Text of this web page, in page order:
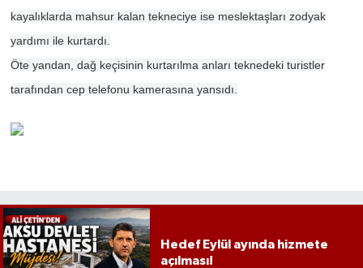
kayalıklarda mahsur kalan tekneciye ise meslektaşları zodyak
yardımı ile kurtardı.
Öte yandan, dağ keçisinin kurtarılma anları teknedeki turistler
tarafından cep telefonu kamerasına yansıdı.
Hedef Eylül ayında hizmete
açılması!